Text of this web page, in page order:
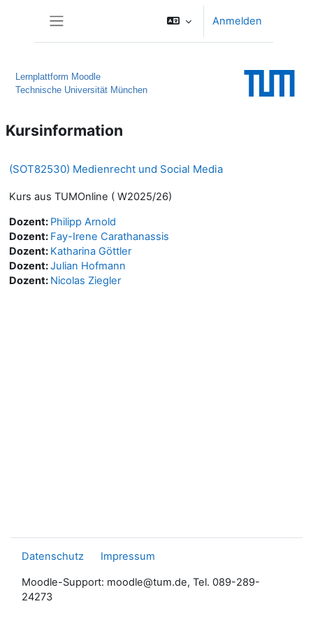
Anmelden
Lernplattform Moodle
Technische Universität München
Kursinformation
(SOT82530) Medienrecht und Social Media
Kurs aus TUMOnline ( W2025/26)
Dozent: Philipp Arnold
Dozent: Fay-Irene Carathanassis
Dozent: Katharina Göttler
Dozent:Julian Hofmann
Dozent: Nicolas Ziegler
Datenschutz Impressum
Moodle-Support: moodle@tum.de, Tel. 089-289-
24273